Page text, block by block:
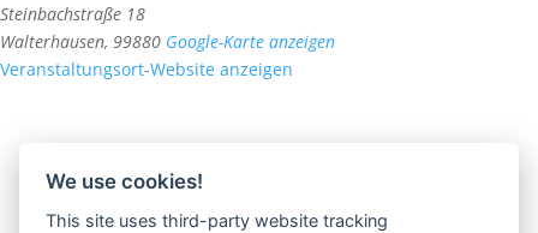
Steinbachstraße 18
Walterhausen, 99880 Google-Karte anzeigen
Veranstaltungsort-Website anzeigen
We use cookies!
This site uses third-party website tracking